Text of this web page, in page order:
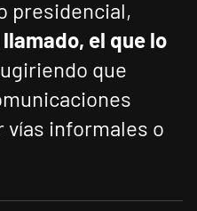
presidencial,
el que lo
que
informales o